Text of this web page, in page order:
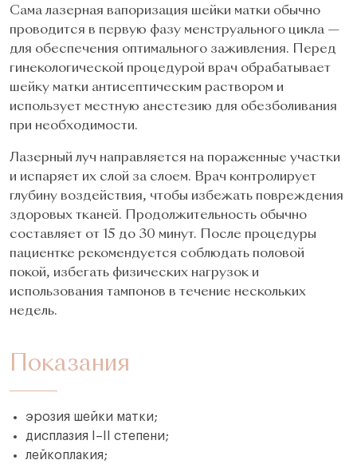
Сама лазерная вапоризация шейки матки обычно
проводится в первую фазу менструального цикла —
для обеспечения оптимального заживления. Перед
гинекологической процедурой врач обрабатывает
шейку матки антисептическим раствором и
использует местную анестезию для обезболивания
при необходимости.
Лазерный луч направляется на пораженные участки
и испаряет их слой за слоем. Врач контролирует
глубину воздействия, чтобы избежать повреждения
здоровых тканей. Продолжительность обычно
составляет от 15 до 30 минут. После процедуры
пациентке рекомендуется соблюдать половой
покой, избегать физических нагрузок и
использования тампонов в течение нескольких
недель.
Показания
эрозия шейки матки;
дисплазия I–II степени;
лейкоплакия;